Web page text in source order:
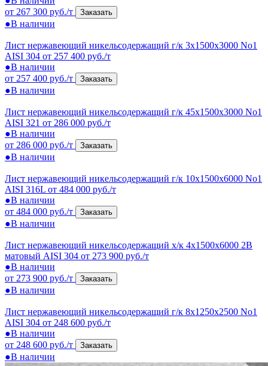
от 267 300 руб./т
Заказать
●В наличии
Лист нержавеющий никельсодержащий г/к 3x1500x3000 No1
AISI 304 от 257 400 руб./т
●В наличии
от 257 400 руб./т
Заказать
●В наличии
Лист нержавеющий никельсодержащий г/к 45x1500x3000 No1
AISI 321 от 286 000 руб./т
●В наличии
от 286 000 руб./т
Заказать
●В наличии
Лист нержавеющий никельсодержащий г/к 10x1500x6000 No1
AISI 316L от 484 000 руб./т
●В наличии
от 484 000 руб./т
Заказать
●В наличии
Лист нержавеющий никельсодержащий х/к 4x1500x6000 2B
матовый AISI 304 от 273 900 руб./т
●В наличии
от 273 900 руб./т
Заказать
●В наличии
Лист нержавеющий никельсодержащий г/к 8x1250x2500 No1
AISI 304 от 248 600 руб./т
●В наличии
от 248 600 руб./т
Заказать
●В наличии